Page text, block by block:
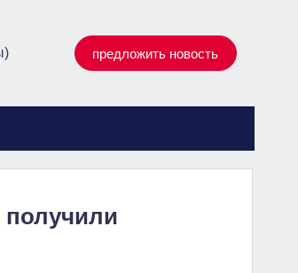
предложить новость